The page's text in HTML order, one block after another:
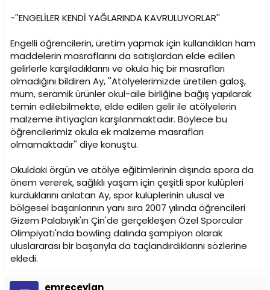
-''ENGELİLER KENDİ YAĞLARINDA KAVRULUYORLAR''
Engelli öğrencilerin, üretim yapmak için kullandıkları ham
maddelerin masraflarını da satışlardan elde edilen
gelirlerle karşıladıklarını ve okula hiç bir masrafları
olmadığını bildiren Ay, ''Atölyelerimizde üretilen galoş,
mum, seramik ürünler okul-aile birliğine bağış yapılarak
temin edilebilmekte, elde edilen gelir ile atölyelerin
malzeme ihtiyaçları karşılanmaktadır. Böylece bu
öğrencilerimiz okula ek malzeme masrafları
olmamaktadır'' diye konuştu.
Okuldaki örgün ve atölye eğitimlerinin dışında spora da
önem vererek, sağlıklı yaşam için çeşitli spor kulüpleri
kurduklarını anlatan Ay, spor kulüplerinin ulusal ve
bölgesel başarılarının yanı sıra 2007 yılında öğrencileri
Gizem Palabıyık'ın Çin'de gerçekleşen Özel Sporcular
Olimpiyatı'nda bowling dalında şampiyon olarak
uluslararası bir başarıyla da taçlandırdıklarını sözlerine
ekledi.